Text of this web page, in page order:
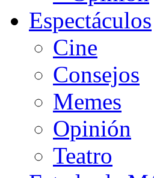
Espectáculos
Cine
Consejos
Memes
Opinión
Teatro